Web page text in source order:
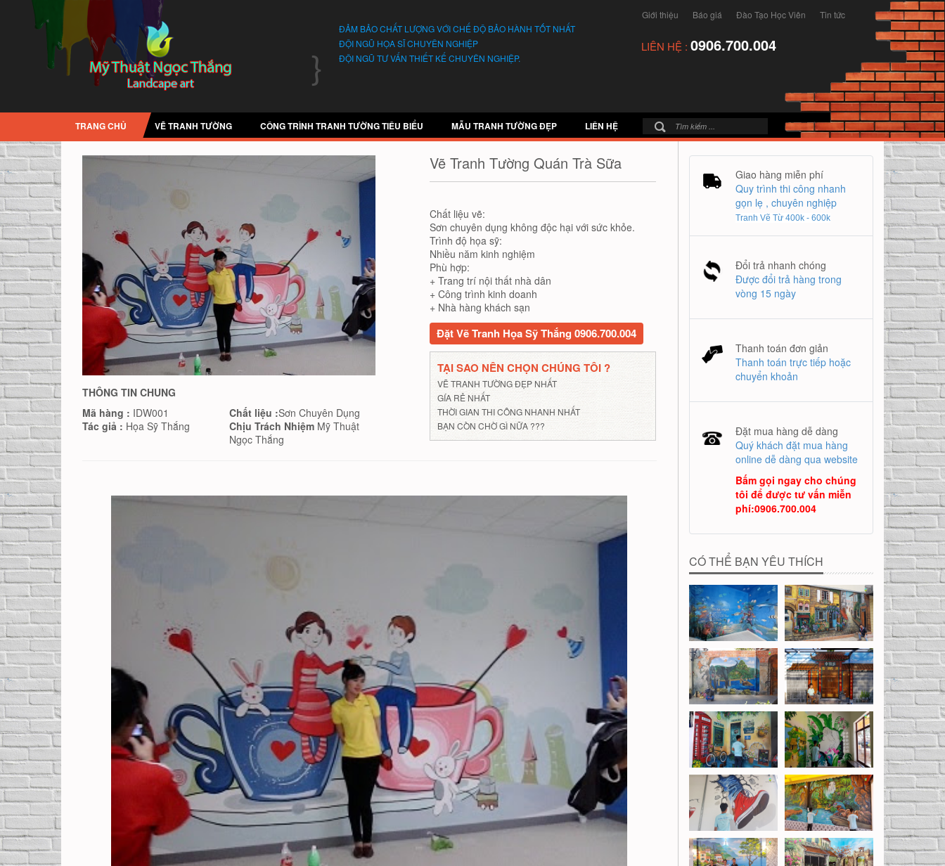
ĐẢM BẢO CHẤT LƯỢNG VỚI CHẾ ĐỘ BẢO HÀNH TỐT NHẤT
ĐỘI NGŨ HỌA SĨ CHUYÊN NGHIỆP
ĐỘI NGŨ TƯ VẤN THIẾT KẾ CHUYÊN NGHIỆP.
Giới thiệu Báo giá Đào Tạo Học Viên Tin tức
LIÊN HỆ : 0906.700.004
TRANG CHỦ VẼ TRANH TƯỜNG CÔNG TRÌNH TRANH TƯỜNG TIÊU BIỂU MẪU TRANH TƯỜNG ĐẸP LIÊN HỆ
THÔNG TIN CHUNG
Mã hàng : IDW001 Chất liệu :Sơn Chuyên Dụng
Tác giả : Họa Sỹ Thắng Chịu Trách NhiệmMỹ Thuật
Ngọc Thắng
Vẽ Tranh Tường Quán Trà Sữa
Chất liệu vẽ:
Sơn chuyên dụng không độc hại với sức khỏe.
Trình độ họa sỹ:
Nhiều năm kinh nghiệm
Phù hợp:
+ Trang trí nội thất nhà dân
+ Công trình kinh doanh
+ Nhà hàng khách sạn
Đặt Vẽ Tranh Họa Sỹ Thắng 0906.700.004
TẠI SAO NÊN CHỌN CHÚNG TÔI ?
VẼ TRANH TƯỜNG ĐẸP NHẤT
GÍA RẺ NHẤT
THỜI GIAN THI CÔNG NHANH NHẤT
BẠN CÒN CHỜ GÌ NỮA ???
Giao hàng miễn phí
Quy trình thi công nhanh
gọn lẹ , chuyên nghiệp
Tranh Vẽ Từ 400k - 600k
Đổi trả nhanh chóng
Được đổi trả hàng trong
vòng 15 ngày
Thanh toán đơn giản
Thanh toán trực tiếp hoặc
chuyển khoản
Đặt mua hàng dễ dàng
Quý khách đặt mua hàng
online dễ dàng qua website
Bấm gọi ngay cho chúng
tôi để được tư vấn miễn
phí:0906.700.004
CÓ THỂ BẠN YÊU THÍCH